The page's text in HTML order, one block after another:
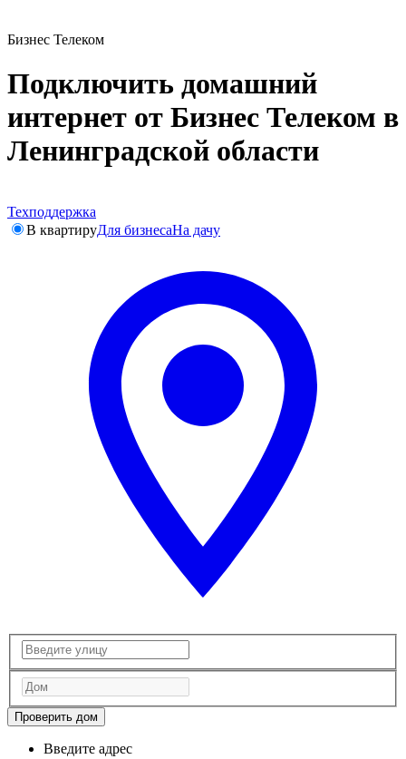
Бизнес Телеком
Подключить домашний
интернет от Бизнес Телеком в
Ленинградской области
Техподдержка
В квартируДля бизнесаНа дачу
Проверить дом
Введите адрес